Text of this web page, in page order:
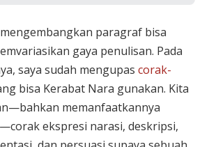
paragraf bisa
gaya penulisan. Pada
saya sudah mengupas corak-
bisa Kerabat Nara gunakan. Kita
—bahkan memanfaatkannya
corak ekspresi narasi, deskripsi,